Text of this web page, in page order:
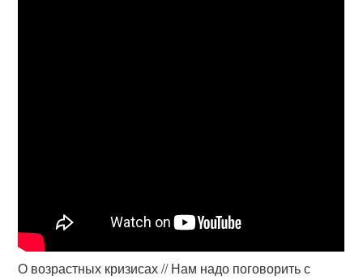
О возрастных кризисах // Нам надо поговорить с